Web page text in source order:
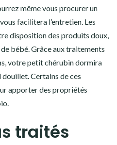
même vous procurer un
facilitera l’entretien. Les
disposition des produits doux,
bébé. Grâce aux traitements
votre petit chérubin dormira
Certains de ces
apporter des propriétés
traités